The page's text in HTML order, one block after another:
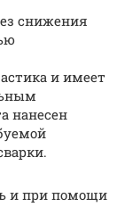
снижения
и имеет
нанесен
и при помощи